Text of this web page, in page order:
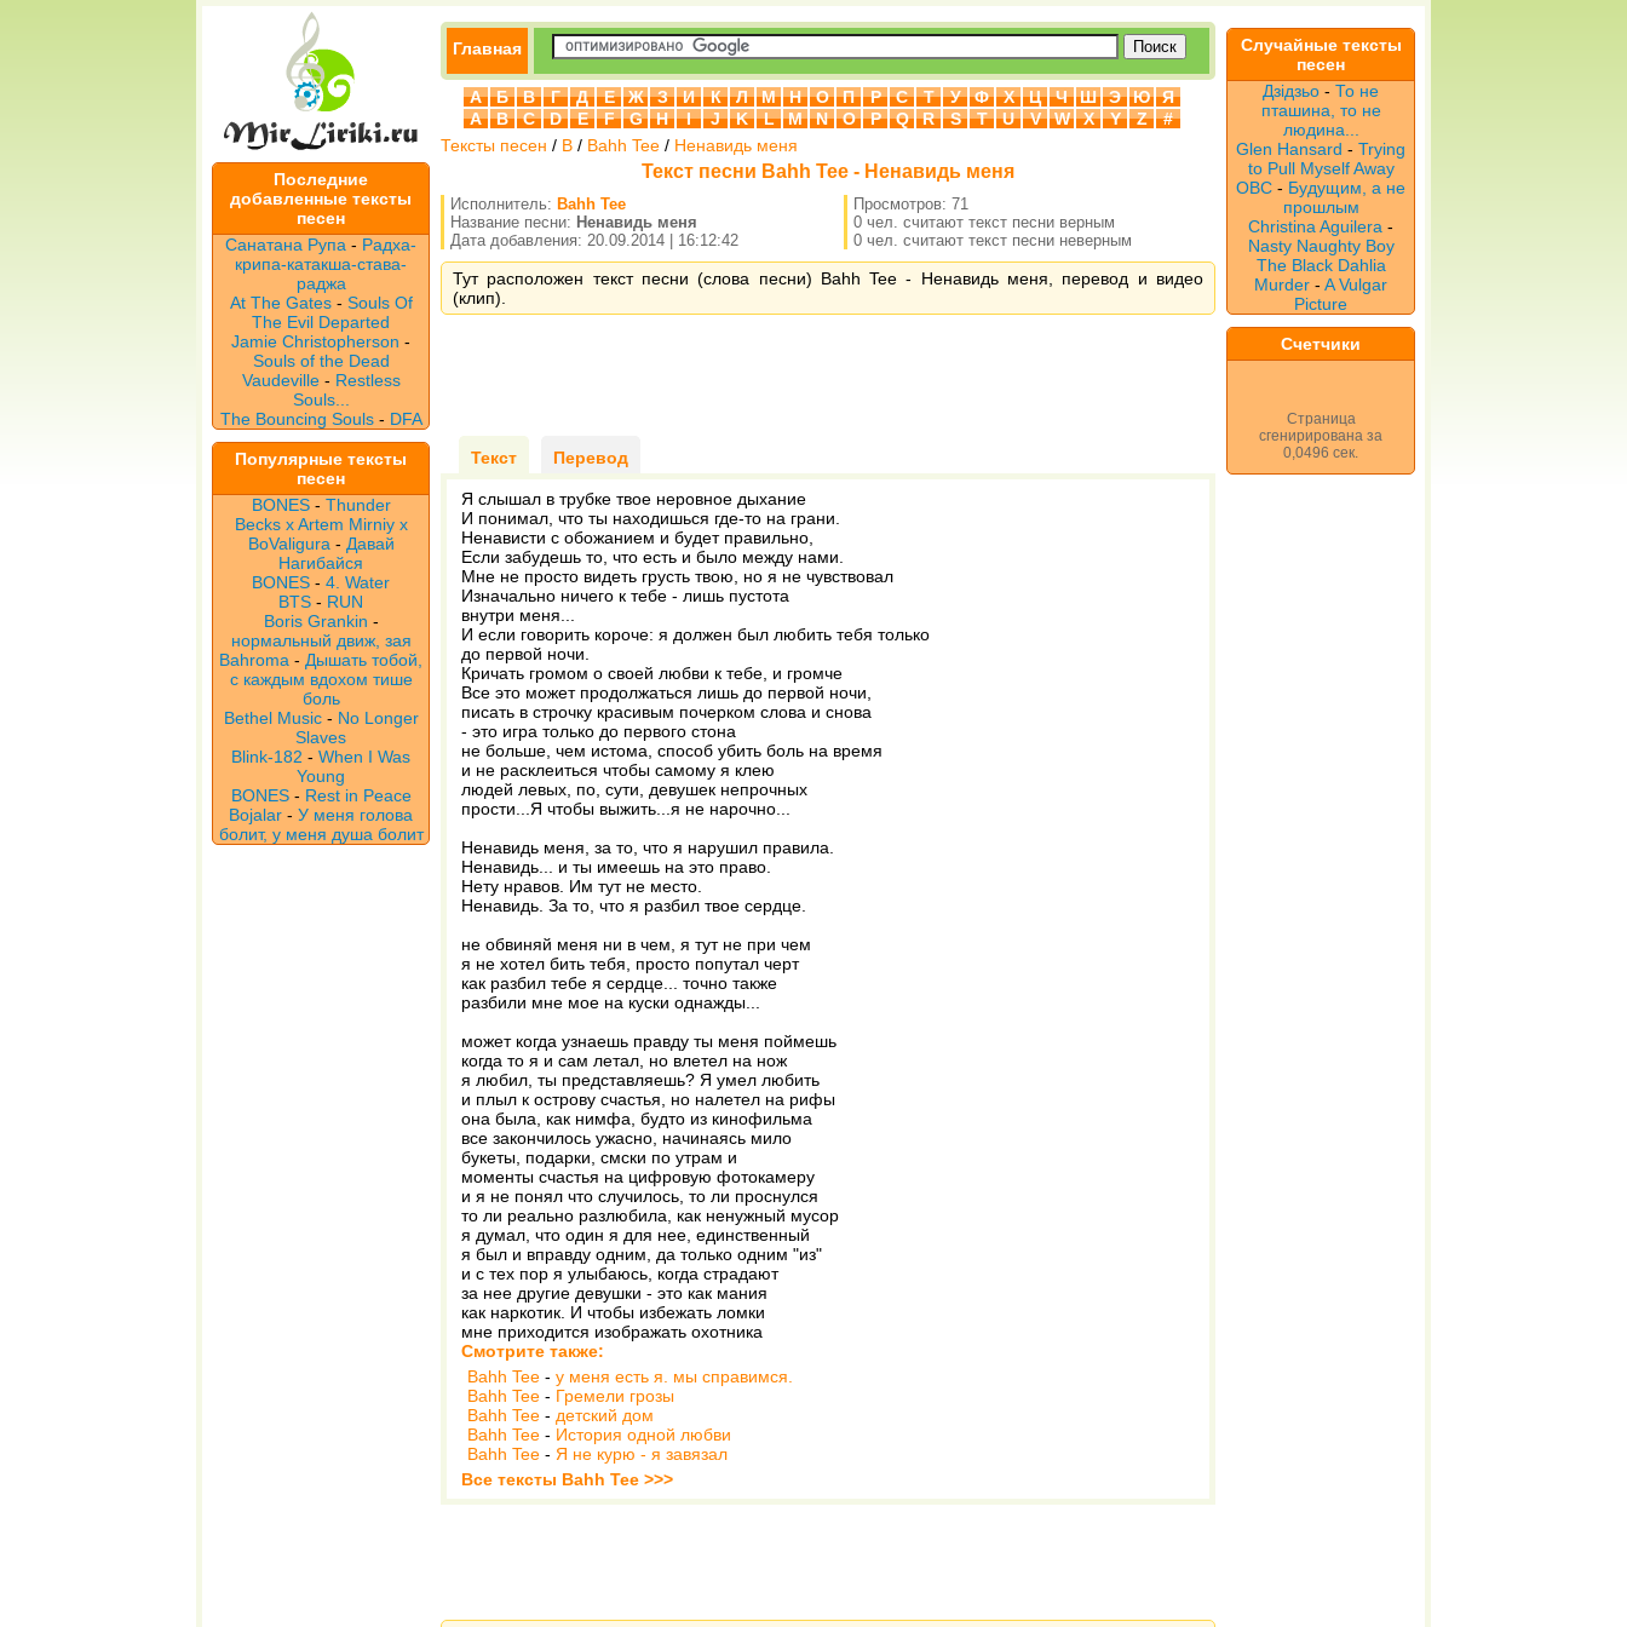
Последние
добавленные тексты
песен
Санатана Рупа - Радха-
крипа-катакша-става-
раджа
At The Gates- Souls Of
The Evil Departed
Jamie Christopherson -
Souls of the Dead
Vaudeville - Restless
Souls...
The Bouncing Souls- DFA
Популярные тексты
песен
BONES- Thunder
Becks x Artem Mirniy x
BoValigura - Давай
Нагибайся
BONES - 4. Water
BTS - RUN
Boris Grankin -
нормальный движ, зая
Bahroma - Дышать тобой,
с каждым вдохом тише
боль
Bethel Music- No Longer
Slaves
Blink-182 - When I Was
Young
BONES- Rest in Peace
Bojalar - У меня голова
болит, у меня душа болит
Главная
А Б В Г Д Е Ж З И К Л М Н О П Р С Т У Ф Х Ц Ч Ш Э Ю
Я
A
B C D E F G H I J K L M N O P Q R S T U V W X Y Z
#
Тексты песен / B / Bahh Tee / Ненавидь меня
Текст песни Bahh Tee - Ненавидь меня
Исполнитель: Bahh Tee
Название песни: Ненавидь меня
Дата добавления: 20.09.2014 | 16:12:42
Просмотров: 71
0 чел. считают текст песни верным
0 чел. считают текст песни неверным
Тут расположен текст песни (слова песни) Bahh Tee - Ненавидь меня, перевод и видео
(клип).
Текст Перевод
Я слышал в трубке твое неровное дыхание
И понимал, что ты находишься где-то на грани.
Ненависти с обожанием и будет правильно,
Если забудешь то, что есть и было между нами.
Мне не просто видеть грусть твою, но я не чувствовал
Изначально ничего к тебе - лишь пустота
внутри меня...
И если говорить короче: я должен был любить тебя только
до первой ночи.
Кричать громом о своей любви к тебе, и громче
Все это может продолжаться лишь до первой ночи,
писать в строчку красивым почерком слова и снова
- это игра только до первого стона
не больше, чем истома, способ убить боль на время
и не расклеиться чтобы самому я клею
людей левых, по, сути, девушек непрочных
прости...Я чтобы выжить...я не нарочно...
Ненавидь меня, за то, что я нарушил правила.
Ненавидь... и ты имеешь на это право.
Нету нравов. Им тут не место.
Ненавидь. За то, что я разбил твое сердце.
не обвиняй меня ни в чем, я тут не при чем
я не хотел бить тебя, просто попутал черт
как разбил тебе я сердце... точно также
разбили мне мое на куски однажды...
может когда узнаешь правду ты меня поймешь
когда то я и сам летал, но влетел на нож
я любил, ты представляешь? Я умел любить
и плыл к острову счастья, но налетел на рифы
она была, как нимфа, будто из кинофильма
все закончилось ужасно, начинаясь мило
букеты, подарки, смски по утрам и
моменты счастья на цифровую фотокамеру
и я не понял что случилось, то ли проснулся
то ли реально разлюбила, как ненужный мусор
я думал, что один я для нее, единственный
я был и вправду одним, да только одним "из"
и с тех пор я улыбаюсь, когда страдают
за нее другие девушки - это как мания
как наркотик. И чтобы избежать ломки
мне приходится изображать охотника
Смотрите также:
Bahh Tee - у меня есть я. мы справимся.
Bahh Tee - Гремели грозы
Bahh Tee - детский дом
Bahh Tee - История одной любви
Bahh Tee - Я не курю - я завязал
Все тексты Bahh Tee >>>
Случайные тексты
песен
Дзідзьо - То не
пташина, то не
людина...
Glen Hansard - Trying
to Pull Myself Away
OBC - Будущим, а не
прошлым
Christina Aguilera -
Nasty Naughty Boy
The Black Dahlia
Murder - A Vulgar
Picture
Счетчики
Страница
сгенирирована за
0,0496 сек.